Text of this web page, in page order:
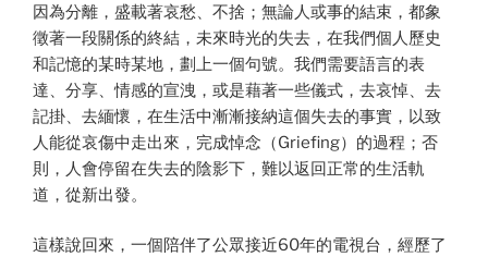
因為分離，盛載著哀愁、不捨；無論人或事的結束，都象
徵著一段關係的終結，未來時光的失去，在我們個人歷史
和記憶的某時某地，劃上一個句號。我們需要語言的表
達、分享、情感的宣洩，或是藉著一些儀式，去哀悼、去
記掛、去緬懷，在生活中漸漸接納這個失去的事實，以致
人能從哀傷中走出來，完成悼念（Griefing）的過程；否
則，人會停留在失去的陰影下，難以返回正常的生活軌
道，從新出發。
這樣說回來，一個陪伴了公眾接近60年的電視台，經歷了